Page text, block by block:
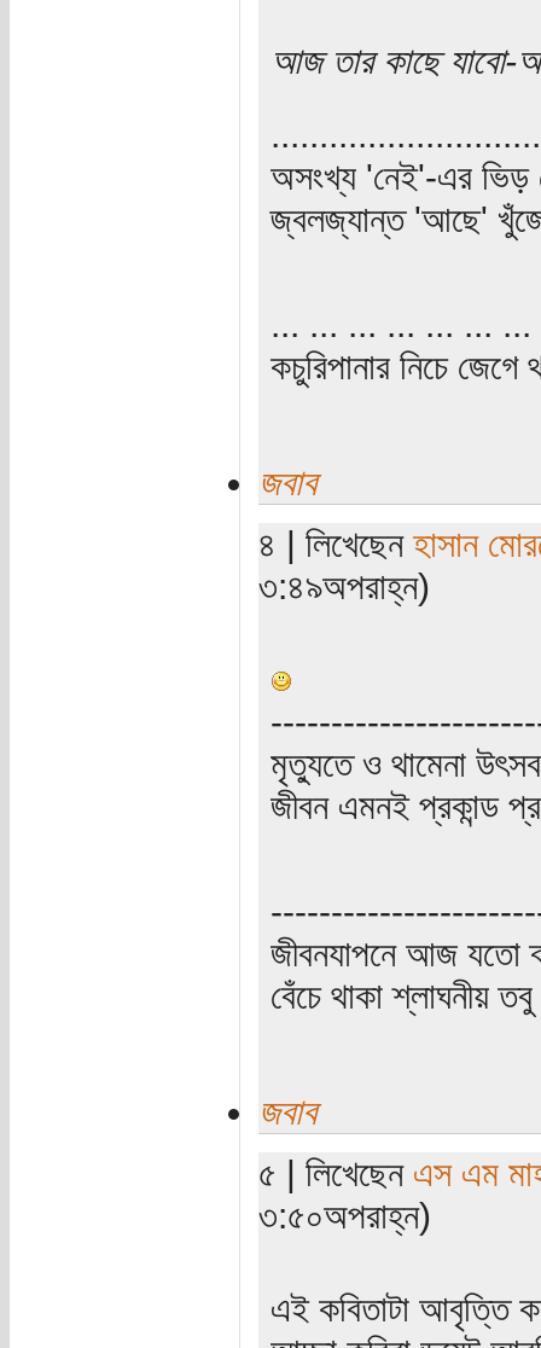
আজ তার কাছে
অসংখ্য 'নেই'-এর ভিড়
জ্বলজ্যান্ত 'আছে'
... ... ... ... ... ...
কচুরিপানার নিচে জেগে
জবাব
৪ | লিখেছেন হাসান
৩:৪৯অপরাহ্ন)
মৃত্যুতে ও থামেনা উৎসব
জীবন এমনই প্রকান্ড
জীবনযাপনে আজ যতো
বেঁচে থাকা শ্লাঘনীয়
জবাব
৫ | লিখেছেন এস এম
৩:৫০অপরাহ্ন)
এই কবিতাটা আবৃত্তি